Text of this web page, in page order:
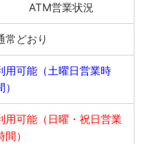
ATM営業状況
常どおり
用可能（土曜日営業時
）
用可能（日曜・祝日営業
間）